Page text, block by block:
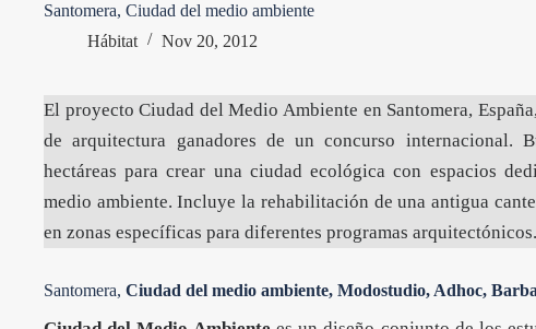
Santomera, Ciudad del medio ambiente
Hábitat
Nov 20, 2012
El proyecto Ciudad del Medio Ambiente en Santomera,
de arquitectura ganadores de un concurso internacional.
hectáreas para crear una ciudad ecológica con espacios
medio ambiente. Incluye la rehabilitación de una antigua
en zonas específicas para diferentes programas arquitectónicos.
Santomera, Ciudad del medio ambiente, Modostudio, Adhoc,